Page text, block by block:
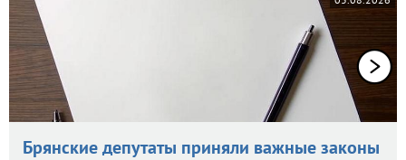
Брянские депутаты приняли важные законы